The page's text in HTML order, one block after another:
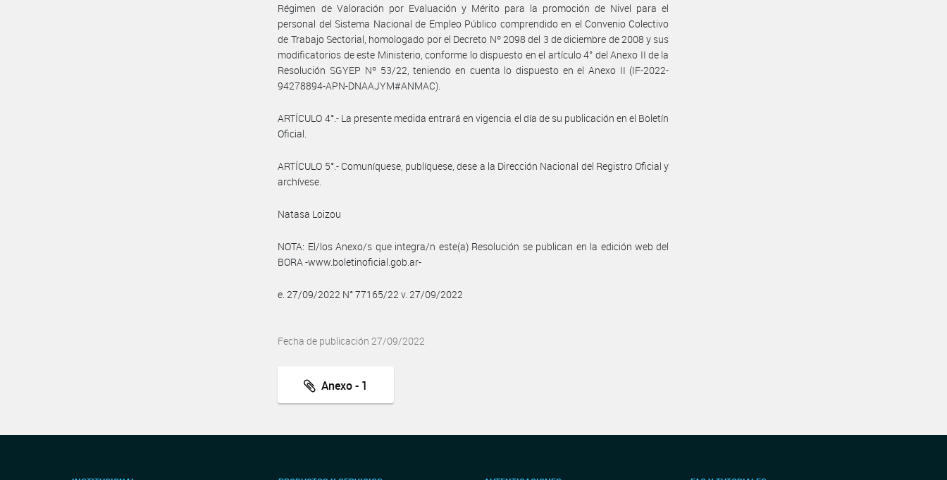
Régimen de Valoración por Evaluación y Mérito para la promoción de Nivel para el
personal del Sistema Nacional de Empleo Público comprendido en el Convenio Colectivo
de Trabajo Sectorial, homologado por el Decreto Nº 2098 del 3 de diciembre de 2008 y sus
modificatorios de este Ministerio, conforme lo dispuesto en el artículo 4° del Anexo II de la
Resolución SGYEP Nº 53/22, teniendo en cuenta lo dispuesto en el Anexo II (IF-2022-
94278894-APN-DNAAJYM#ANMAC).
ARTÍCULO 4°.- La presente medida entrará en vigencia el día de su publicación en el Boletín
Oficial.
ARTÍCULO 5°.- Comuníquese, publíquese, dese a la Dirección Nacional del Registro Oficial y
archívese.
Natasa Loizou
NOTA: El/los Anexo/s que integra/n este(a) Resolución se publican en la edición web del
BORA -www.boletinoficial.gob.ar-
e. 27/09/2022 N° 77165/22 v. 27/09/2022
Fecha de publicación 27/09/2022
Anexo - 1